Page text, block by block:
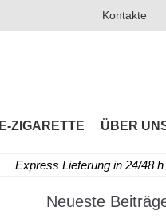
Kontakte
E-ZIGARETTE ÜBER
Express Lieferung in 24/48 h
Neueste